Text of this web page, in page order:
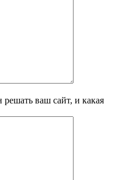
ваш сайт, и какая